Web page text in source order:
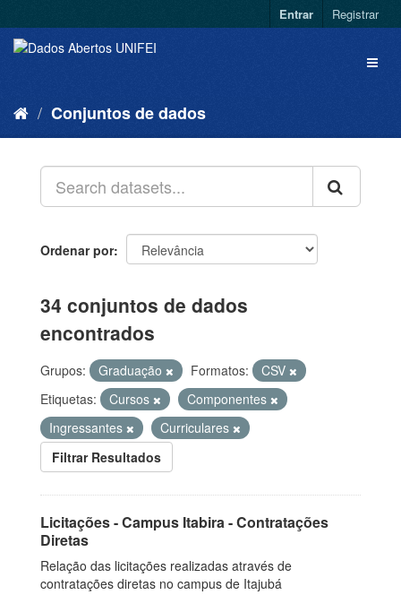
Entrar Registrar
Conjuntos de dados
Ordenar por
34 conjuntos de dados
encontrados
Grupos: Graduação Formatos:
CSV
Etiquetas:
Cursos
Componentes
Ingressantes
Curriculares
Filtrar Resultados
Licitações - Campus Itabira - Contratações
Diretas
Relação das licitações realizadas através de
contratações diretas no campus de Itajubá